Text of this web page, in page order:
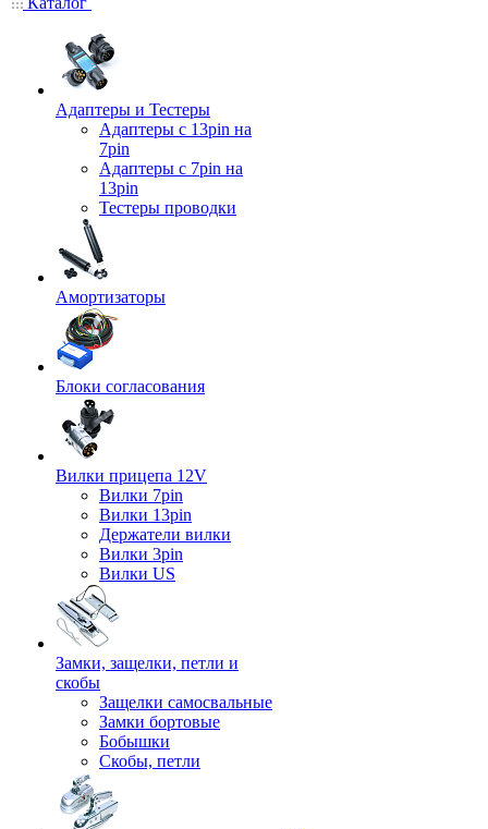
Адаптеры и Тестеры
Адаптеры с 13pin на
7pin
Адаптеры с 7pin на
13pin
Тестеры проводки
Амортизаторы
Блоки согласования
Вилки прицепа 12V
Вилки 7pin
Вилки 13pin
Держатели вилки
Вилки 3pin
Вилки US
Замки, защелки, петли и
скобы
Защелки самосвальные
Замки бортовые
Бобышки
Скобы, петли